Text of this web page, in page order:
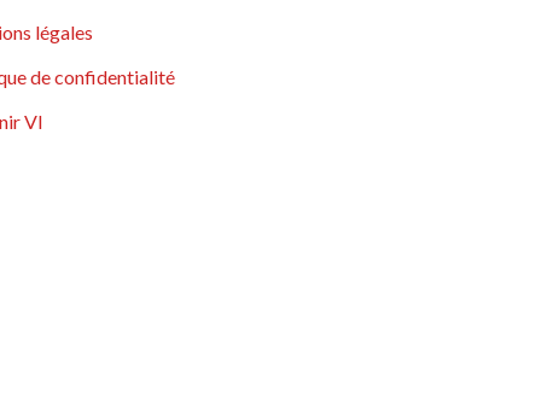
légales
de confidentialité
VI